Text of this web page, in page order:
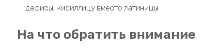
дефисы, кириллицу вместо латиницы
На что обратить внимание